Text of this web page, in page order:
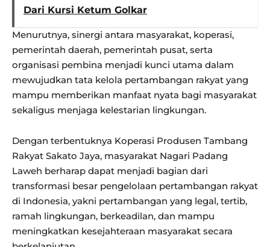
Dari Kursi Ketum Golkar
Menurutnya, sinergi antara masyarakat, koperasi,
pemerintah daerah, pemerintah pusat, serta
organisasi pembina menjadi kunci utama dalam
mewujudkan tata kelola pertambangan rakyat yang
mampu memberikan manfaat nyata bagi masyarakat
sekaligus menjaga kelestarian lingkungan.
Dengan terbentuknya Koperasi Produsen Tambang
Rakyat Sakato Jaya, masyarakat Nagari Padang
Laweh berharap dapat menjadi bagian dari
transformasi besar pengelolaan pertambangan rakyat
di Indonesia, yakni pertambangan yang legal, tertib,
ramah lingkungan, berkeadilan, dan mampu
meningkatkan kesejahteraan masyarakat secara